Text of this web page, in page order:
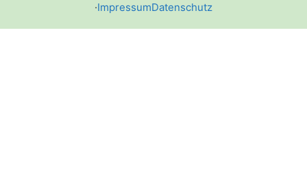
·ImpressumDatenschutz